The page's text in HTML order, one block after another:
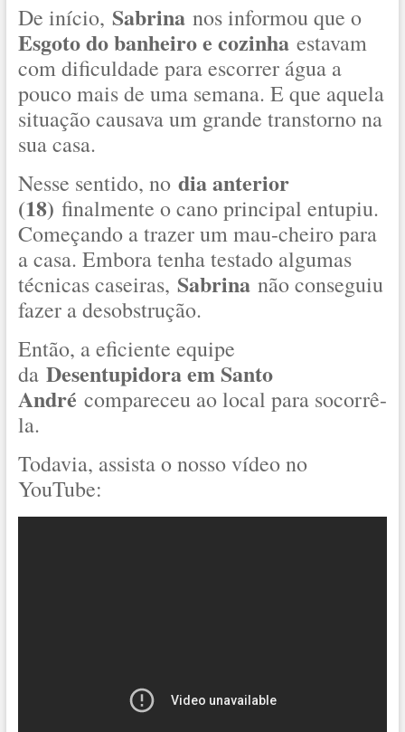
De início, Sabrinanos informou que o
Esgoto do banheiro e cozinhaestavam
com dificuldade para escorrer água a
pouco mais de uma semana. E que aquela
situação causava um grande transtorno na
sua casa.
Nesse sentido, no dia anterior
(18) finalmente o cano principal entupiu.
Começando a trazer um mau-cheiro para
a casa. Embora tenha testado algumas
técnicas caseiras, Sabrinanão conseguiu
fazer a desobstrução.
Então, a eficiente equipe
da Desentupidora em Santo
André compareceu ao local para socorrê-
la.
Todavia, assista o nosso vídeo no
YouTube: